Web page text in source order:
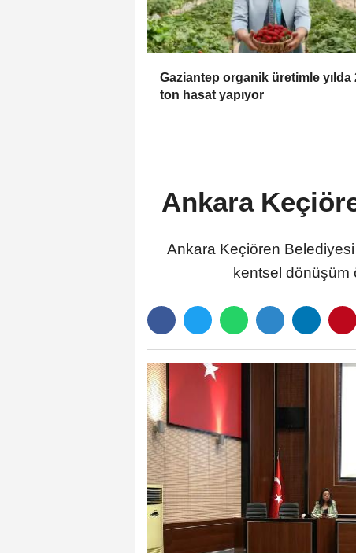
Gaziantep organik üretimle yılda
ton hasat yapıyor
Ankara
​​​​​​​Ankara Keçiören
kentsel dönüşüm